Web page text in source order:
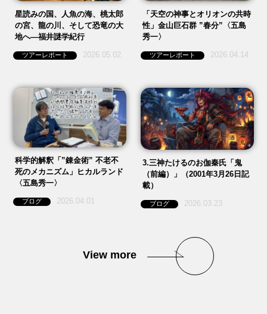
星読みの国、人魚の海、桃太郎
の宮、龍の川、そして恐竜の大
地へ—福井謎学紀行
ツアーレポート 2026.05.02
「天空の神事とオリオンの共時
性」金山巨石群 ”春分”〈五島
秀一〉
ツアーレポート 2026.04.14
科学的解釈「”錬金術” 不老不
死のメカニズム」ヒカルランド
〈五島秀一〉
ブログ 2026.04.01
3.三神たけるのお伽秦氏「鬼
（前編）」（2001年3月26日記
載）
ブログ 2026.03.23
View more